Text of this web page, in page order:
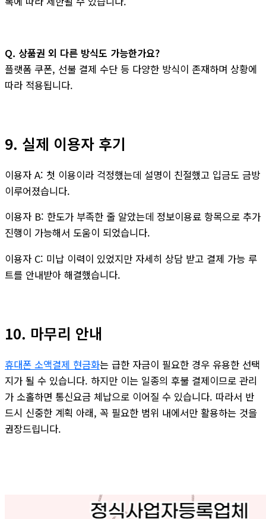
Q. 상품권 외 다른 방식도 가능한가요?
플랫폼 쿠폰, 선불 결제 수단 등 다양한 방식이 존재하며 상황에
따라 적용됩니다.
9. 실제 이용자 후기
이용자 A: 첫 이용이라 걱정했는데 설명이 친절했고 입금도 금방
이루어졌습니다.
이용자 B: 한도가 부족한 줄 알았는데 정보이용료 항목으로 추가
진행이 가능해서 도움이 되었습니다.
이용자 C: 미납 이력이 있었지만 자세히 상담 받고 결제 가능 루
트를 안내받아 해결했습니다.
10. 마무리 안내
휴대폰 소액결제 현금화는 급한 자금이 필요한 경우 유용한 선택
지가 될 수 있습니다. 하지만 이는 일종의 후불 결제이므로 관리
가 소홀하면 통신요금 체납으로 이어질 수 있습니다. 따라서 반
드시 신중한 계획 아래, 꼭 필요한 범위 내에서만 활용하는 것을
권장드립니다.